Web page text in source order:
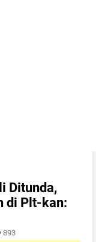
Ditunda,
di Plt-kan:
893